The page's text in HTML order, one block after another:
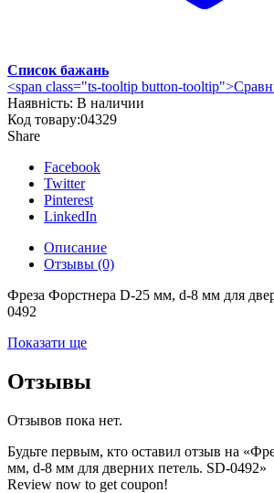
Список бажань
<span class="ts-tooltip button-
Наявність: В наличии
Код товару:04329
Share
Facebook
Twitter
Pinterest
LinkedIn
Описание
Отзывы (0)
Фреза Форстнера D-25 мм, d-8 мм для
0492
Показати ще
Отзывы
Отзывов пока нет.
Будьте первым, кто оставил отзыв на
мм, d-8 мм для дверних петель. SD-0492»
Review now to get coupon!